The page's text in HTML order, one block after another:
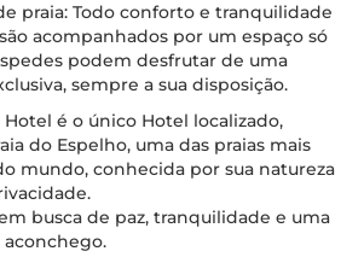
praia: Todo conforto e tranquilidade
acompanhados por um espaço só
podem desfrutar de uma
sempre a sua disposição.
Hotel é o único Hotel localizado,
do Espelho, uma das praias mais
mundo, conhecida por sua natureza
busca de paz, tranquilidade e uma
aconchego.